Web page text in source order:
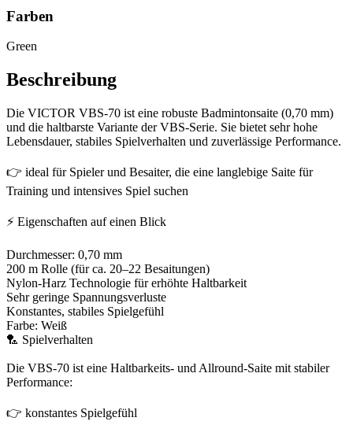
Farben
Green
Beschreibung
Die VICTOR VBS-70 ist eine robuste Badmintonsaite (0,70 mm)
und die haltbarste Variante der VBS-Serie. Sie bietet sehr hohe
Lebensdauer, stabiles Spielverhalten und zuverlässige Performance.
👉 ideal für Spieler und Besaiter, die eine langlebige Saite für
Training und intensives Spiel suchen
⚡ Eigenschaften auf einen Blick
Durchmesser: 0,70 mm
200 m Rolle (für ca. 20–22 Besaitungen)
Nylon-Harz Technologie für erhöhte Haltbarkeit
Sehr geringe Spannungsverluste
Konstantes, stabiles Spielgefühl
Farbe: Weiß
🏸 Spielverhalten
Die VBS-70 ist eine Haltbarkeits- und Allround-Saite mit stabiler
Performance:
👉 konstantes Spielgefühl